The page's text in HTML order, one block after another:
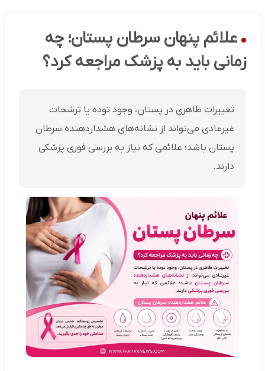
علائم پنهان سرطان پستان؛ چه
زمانی باید به پزشک مراجعه کرد؟
تغییرات ظاهری در پستان، وجود توده یا ترشحات
غیرعادی می‌تواند از نشانه‌های هشداردهنده سرطان
پستان باشد؛ علائمی که نیاز به بررسی فوری پزشکی
دارند.